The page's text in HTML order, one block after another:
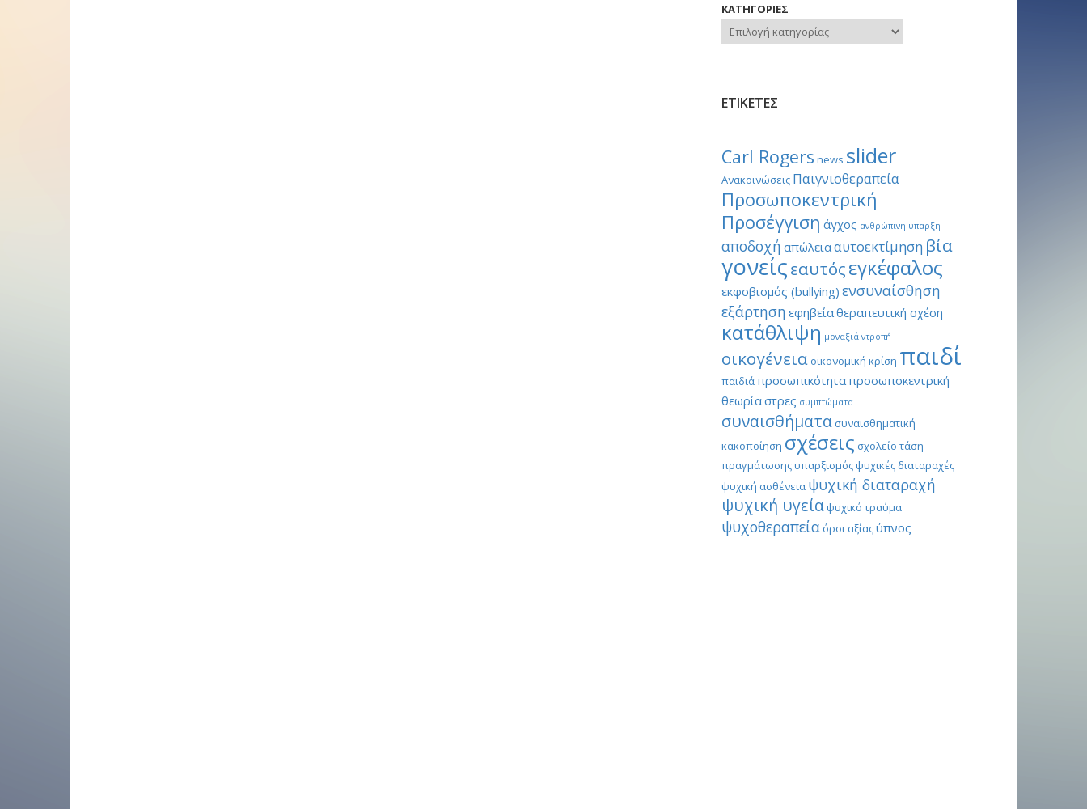
ΚΑΤΗΓΟΡΙΕΣ
ΕΤΙΚΕΤΕΣ
Carl Rogers news slider
Ανακοινώσεις Παιγνιοθεραπεία
Προσωποκεντρική
Προσέγγιση άγχος ανθρώπινη ύπαρξη
αποδοχή απώλειααυτοεκτίμηση βία
γονείςεαυτόςεγκέφαλος
εκφοβισμός (bullying) ενσυναίσθηση
εξάρτηση εφηβείαθεραπευτική σχέση
κατάθλιψη μοναξιά ντροπή
οικογένεια οικονομική κρίση παιδί
παιδιάπροσωπικότηταπροσωποκεντρική
θεωρίαστρες συμπτώματα
συναισθήματασυναισθηματική
κακοποίηση σχέσεις σχολείο τάση
πραγμάτωσηςυπαρξισμόςψυχικές διαταραχές
ψυχική ασθένεια ψυχική διαταραχή
ψυχική υγείαψυχικό τραύμα
ψυχοθεραπεία όροι αξίαςύπνος